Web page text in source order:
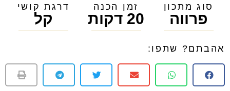
סוג מתכון
פרווה
זמן הכנה
20 דקות
דרגת קושי
קל
אהבתם? שתפו: